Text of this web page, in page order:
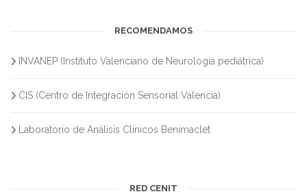
RECOMENDAMOS
INVANEP (Instituto Valenciano de Neurología pediátrica)
CIS (Centro de Integración Sensorial Valencia)
Laboratorio de Análisis Clínicos Benimaclet
RED CENIT